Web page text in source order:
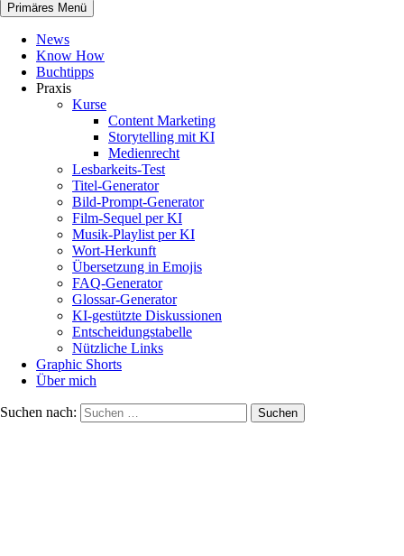
netknowhow
Primäres Menü
News
Know How
Buchtipps
Praxis
Kurse
Content Marketing
Storytelling mit KI
Medienrecht
Lesbarkeits-Test
Titel-Generator
Bild-Prompt-Generator
Film-Sequel per KI
Musik-Playlist per KI
Wort-Herkunft
Übersetzung in Emojis
FAQ-Generator
Glossar-Generator
KI-gestützte Diskussionen
Entscheidungstabelle
Nützliche Links
Graphic Shorts
Über mich
Suchen nach: